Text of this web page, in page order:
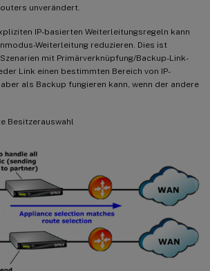
unverändert.
IP-basierten Weiterleitungsregeln kann
Weiterleitung reduzieren. Dies ist
mit Primärverknüpfung/Backup-Link-
Link einen bestimmten Bereich von IP-
als Backup fungieren kann, wenn der andere
Besitzerauswahl